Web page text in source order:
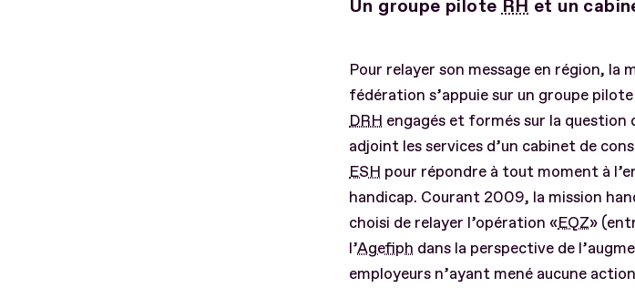
Un groupe pilote RH et un
Pour relayer son message en région, la
fédération s’appuie sur un groupe pilote
DRH engagés et formés sur la question
adjoint les services d’un cabinet de
ESH pour répondre à tout moment à
handicap. Courant 2009, la mission
choisi de relayer l’opération «EQZ»
l’Agefiph dans la perspective de
employeurs n’ayant mené aucune